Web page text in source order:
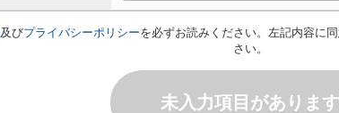
及びプライバシーポリシーを必ずお読みください。左記内容に
さい。
未入力項目があります